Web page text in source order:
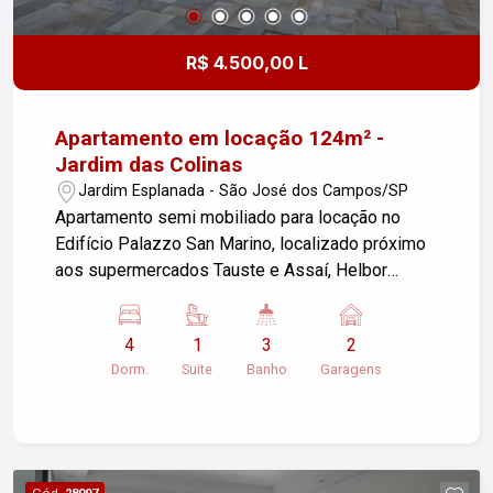
R$ 4.500,00 L
Apartamento em locação 124m² -
Jardim das Colinas
Jardim Esplanada - São José dos Campos/SP
Apartamento semi mobiliado para locação no
Edifício Palazzo San Marino, localizado próximo
aos supermercados Tauste e Assaí, Helbor
124 m2 conta com: - 4 dormitórios, sendo 1 suíte,
todos planejados e 3 deles com ar condicionado;
- Banheiro social; - Sala ampla para 2 ambientes,
box; - 2 vagas de garagem paralelas. - Lazer
4
Dorm.
1
Suite
3
Banho
2
Garagens